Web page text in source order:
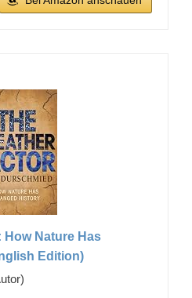
How Nature Has
Edition)